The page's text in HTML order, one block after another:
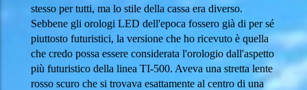
stesso per tutti, ma lo stile della cassa era diverso.
Sebbene gli orologi LED dell'epoca fossero già di per sé
piuttosto futuristici, la versione che ho ricevuto è quella
che credo possa essere considerata l'orologio dall'aspetto
più futuristico della linea TI-500. Aveva una stretta lente
rosso scuro che si trovava esattamente al centro di una